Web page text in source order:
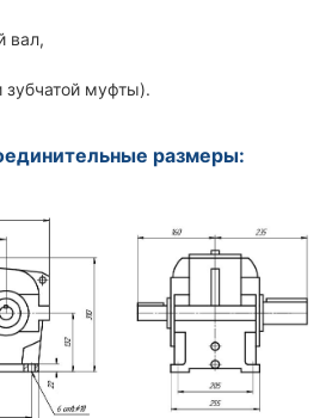
вал,
муфты).
размеры: